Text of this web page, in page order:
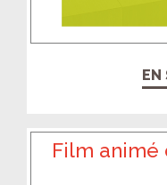
EN
Film animé